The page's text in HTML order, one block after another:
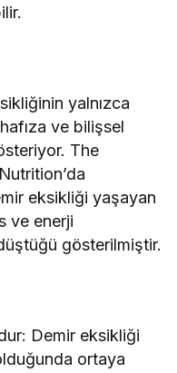
yalnızca
ve bilişsel
The
eksikliği yaşayan
ve enerji
gösterilmiştir.
Demir eksikliği
ortaya